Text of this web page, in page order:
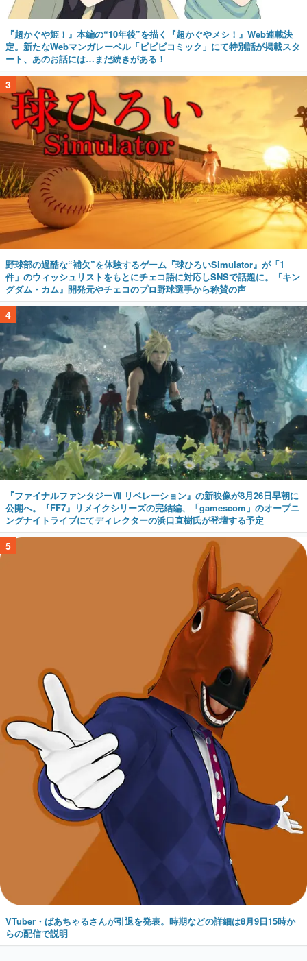
『超かぐや姫！』本編の“10年後”を描く『超かぐやメシ！』Web連載決
定。新たなWebマンガレーベル「ビビビコミック」にて特別話が掲載スタ
ート、あのお話には…まだ続きがある！
3
野球部の過酷な“補欠”を体験するゲーム『球ひろいSimulator』が「1
件」のウィッシュリストをもとにチェコ語に対応しSNSで話題に。『キン
グダム・カム』開発元やチェコのプロ野球選手から称賛の声
4
『ファイナルファンタジーⅦ リベレーション』の新映像が8月26日早朝に
公開へ。『FF7』リメイクシリーズの完結編、「gamescom」のオープニ
ングナイトライブにてディレクターの浜口直樹氏が登壇する予定
5
VTuber・ばあちゃるさんが引退を発表。時期などの詳細は8月9日15時か
らの配信で説明